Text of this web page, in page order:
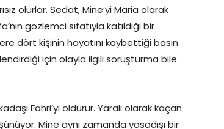
olurlar. Sedat, Mine’yi Maria olarak
gözlemci sıfatıyla katıldığı bir
dört kişinin hayatını kaybettiği basın
için olayla ilgili soruşturma bile
Fahri’yi öldürür. Yaralı olarak kaçan
Mine aynı zamanda yasadışı bir